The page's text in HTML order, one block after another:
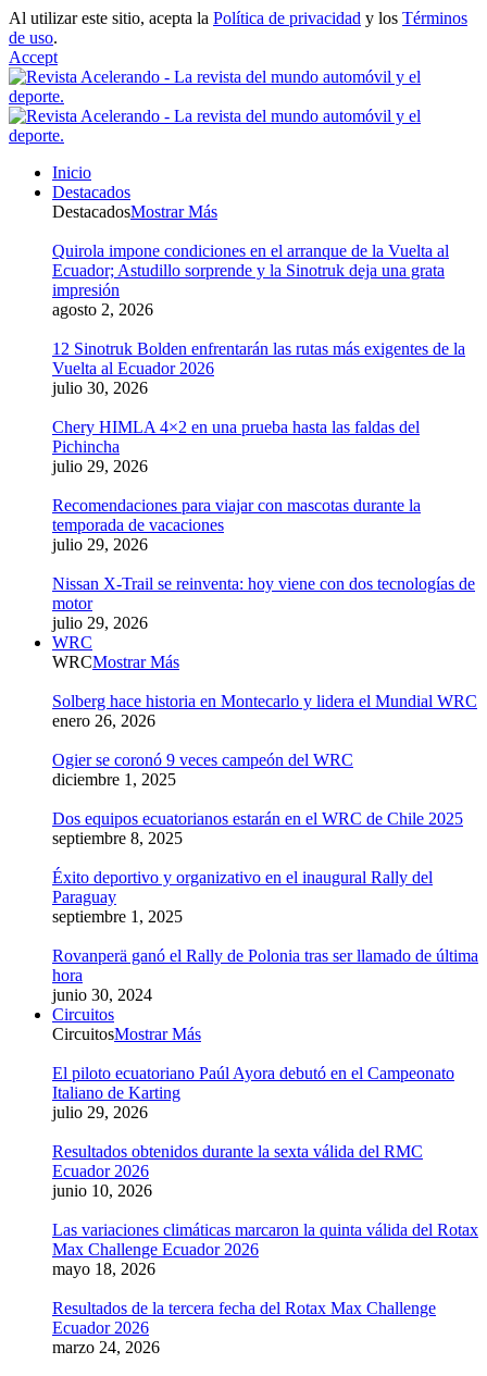
Al utilizar este sitio, acepta la Política de privacidad y los Términos
de uso.
Accept
Inicio
Destacados
DestacadosMostrar Más
Quirola impone condiciones en el arranque de la Vuelta al
Ecuador; Astudillo sorprende y la Sinotruk deja una grata
impresión
agosto 2, 2026
12 Sinotruk Bolden enfrentarán las rutas más exigentes de la
Vuelta al Ecuador 2026
julio 30, 2026
Chery HIMLA 4×2 en una prueba hasta las faldas del
Pichincha
julio 29, 2026
Recomendaciones para viajar con mascotas durante la
temporada de vacaciones
julio 29, 2026
Nissan X-Trail se reinventa: hoy viene con dos tecnologías de
motor
julio 29, 2026
WRC
WRCMostrar Más
Solberg hace historia en Montecarlo y lidera el Mundial WRC
enero 26, 2026
Ogier se coronó 9 veces campeón del WRC
diciembre 1, 2025
Dos equipos ecuatorianos estarán en el WRC de Chile 2025
septiembre 8, 2025
Éxito deportivo y organizativo en el inaugural Rally del
Paraguay
septiembre 1, 2025
Rovanperä ganó el Rally de Polonia tras ser llamado de última
hora
junio 30, 2024
Circuitos
CircuitosMostrar Más
El piloto ecuatoriano Paúl Ayora debutó en el Campeonato
Italiano de Karting
julio 29, 2026
Resultados obtenidos durante la sexta válida del RMC
Ecuador 2026
junio 10, 2026
Las variaciones climáticas marcaron la quinta válida del Rotax
Max Challenge Ecuador 2026
mayo 18, 2026
Resultados de la tercera fecha del Rotax Max Challenge
Ecuador 2026
marzo 24, 2026